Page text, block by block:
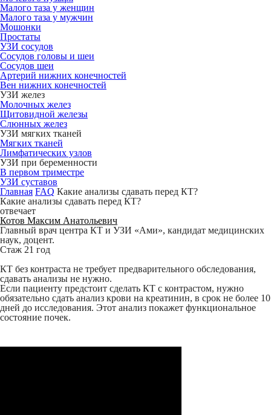
Малого таза у женщин
Малого таза у мужчин
Мошонки
Простаты
УЗИ сосудов
Сосудов головы и шеи
Сосудов шеи
Артерий нижних конечностей
Вен нижних конечностей
УЗИ желез
Молочных желез
Щитовидной железы
Слюнных желез
УЗИ мягких тканей
Мягких тканей
Лимфатических узлов
УЗИ при беременности
В первом триместре
УЗИ суставов
Главная FAQ Какие анализы сдавать перед КТ?
Какие анализы сдавать перед КТ?
отвечает
Котов Максим Анатольевич
Главный врач центра КТ и УЗИ «Ами», кандидат медицинских
наук, доцент.
Стаж 21 год
КТ без контраста не требует предварительного обследования,
сдавать анализы не нужно.
Если пациенту предстоит сделать КТ с контрастом, нужно
обязательно сдать анализ крови на креатинин, в срок не более 10
дней до исследования. Этот анализ покажет функциональное
состояние почек.